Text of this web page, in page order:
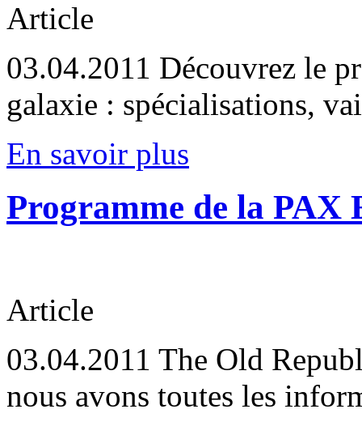
Article
03.04.2011 Découvrez le
galaxie : spécialisations,
En savoir plus
Programme de la PAX
Article
03.04.2011 The Old
nous avons toutes les